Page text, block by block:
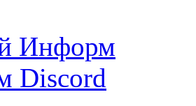
Информ
Discord